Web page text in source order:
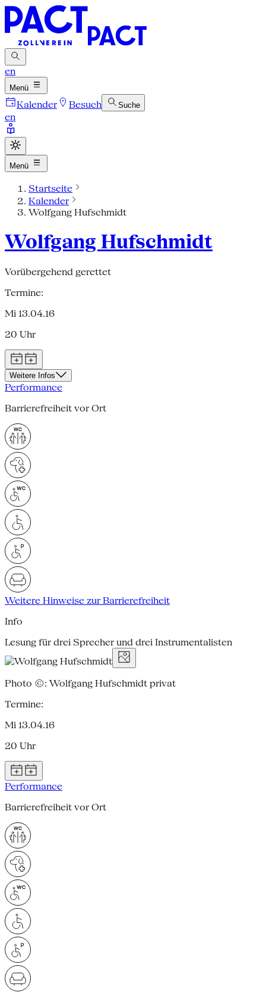
en
Menü
Kalender Besuch Suche
en
Menü
Startseite
Kalender
Wolfgang Hufschmidt
Wolfgang Hufschmidt
Vorübergehend gerettet
Termine:
Mi 13.04.16
20 Uhr
Weitere Infos
Performance
Barrierefreiheit vor Ort
Weitere Hinweise zur Barrierefreiheit
Info
Lesung für drei Sprecher und drei Instrumentalisten
Photo ©: Wolfgang Hufschmidt privat
Termine:
Mi 13.04.16
20 Uhr
Performance
Barrierefreiheit vor Ort